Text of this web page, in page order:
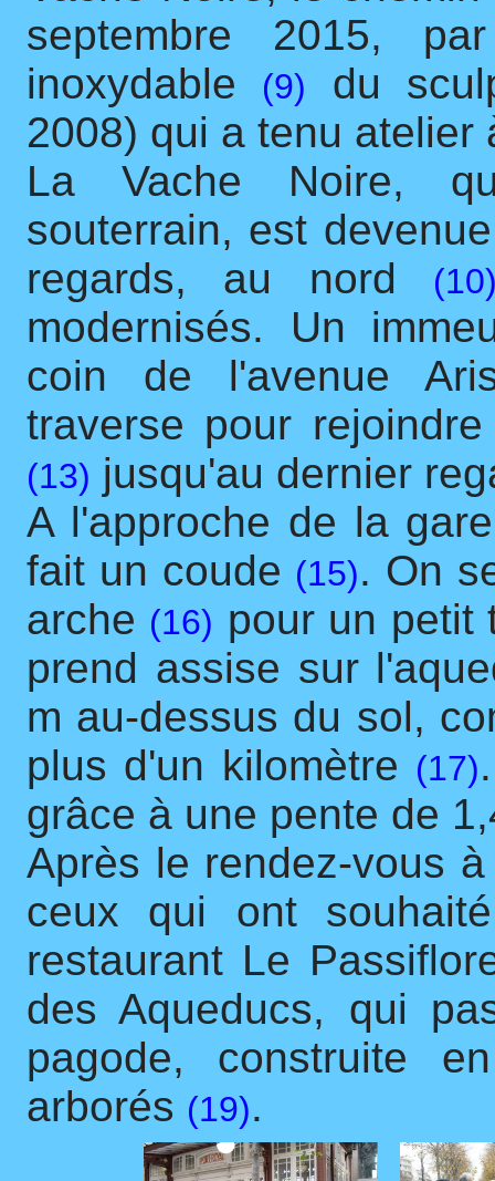
septembre 2015,
inoxydable
(9)
du
2008) qui a tenu atelier
La Vache Noire,
souterrain, est
regards, au nord
modernisés. Un
coin de l'avenue
traverse pour
(13) jusqu'au dernier
A l'approche de la
fait un coude (15). On
arche (16) pour un petit
prend assise sur
m au-dessus du sol,
plus d'un kilomètre (17)
grâce à une pente de
Après le rendez-vous
ceux qui ont
restaurant Le
des Aqueducs, qui
pagode, construite
arborés (19).